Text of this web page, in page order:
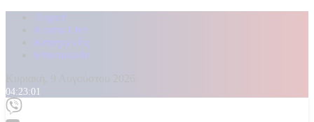
Αρχική
Kontra Live
Καταγγελίες
Επικοινωνία
04:23:03